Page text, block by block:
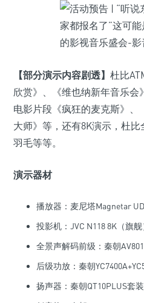
【部分演示内容剧透】 杜比
欣赏》、《维也纳新年音乐会
电影片段《疯狂的麦克斯》
大师》等，还有8K演示，杜比
羽毛等等。
演示器材
播放器：麦尼塔Magnetar
投影机：JVC N118 8K（旗舰
全景声解码前级：秦朝
后级功放：秦朝
扬声器：秦朝QT10PLUS套装